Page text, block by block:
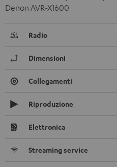
Denon AVR-X1600
Radio
Dimensioni
Collegamenti
Riproduzione
Elettronica
Streaming service